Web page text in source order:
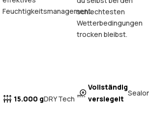
Feuchtigkeitsmanagement.
15.000 gDRY Tech
schlechtesten
Wetterbedingungen
trocken bleibst.
Vollständig
versiegelt